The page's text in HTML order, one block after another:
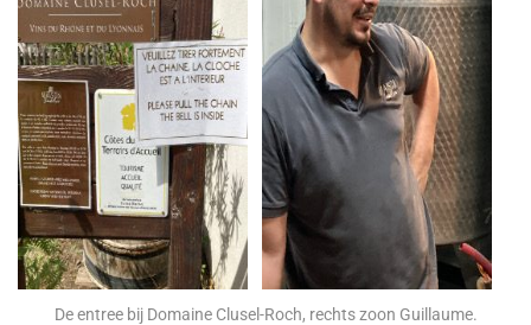
De entree bij Domaine Clusel-Roch, rechts zoon Guillaume.